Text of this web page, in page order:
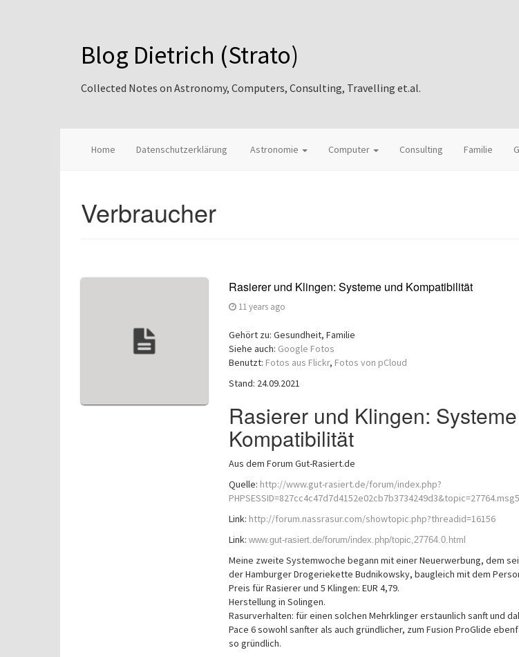
Blog Dietrich (Strato)
Collected Notes on Astronomy, Computers, Consulting, Travelling et.al.
Home Datenschutzerklärung Astronomie Computer Consulting Familie
Verbraucher
Rasierer und Klingen: Systeme und Kompatibilität
11 years ago
Gehört zu: Gesundheit, Familie
Siehe auch: Google Fotos
Benutzt: Fotos aus Flickr, Fotos von pCloud
Stand: 24.09.2021
Rasierer und Klingen:
Kompatibilität
Aus dem Forum Gut-Rasiert.de
Quelle: http://www.gut-rasiert.de/forum/index.php?
Link: http://forum.nassrasur.com/showtopic.php?threadid=16156
Link: www.gut-rasiert.de/forum/index.php/topic,27764.0.html
Meine zweite Systemwoche begann mit einer Neuerwerbung, dem
der Hamburger Drogeriekette Budnikowsky, baugleich mit dem
Preis für Rasierer und 5 Klingen: EUR 4,79.
Herstellung in Solingen.
Rasurverhalten: für einen solchen Mehrklinger erstaunlich sanft und
Pace 6 sowohl sanfter als auch gründlicher, zum Fusion ProGlide
so gründlich.